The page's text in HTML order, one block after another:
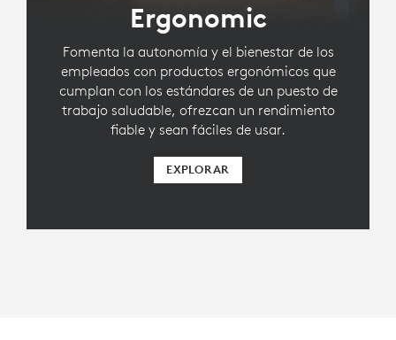
Ergonomic
Fomenta la autonomía y el bienestar de los
empleados con productos ergonómicos que
cumplan con los estándares de un puesto de
trabajo saludable, ofrezcan un rendimiento
fiable y sean fáciles de usar.
EXPLORAR